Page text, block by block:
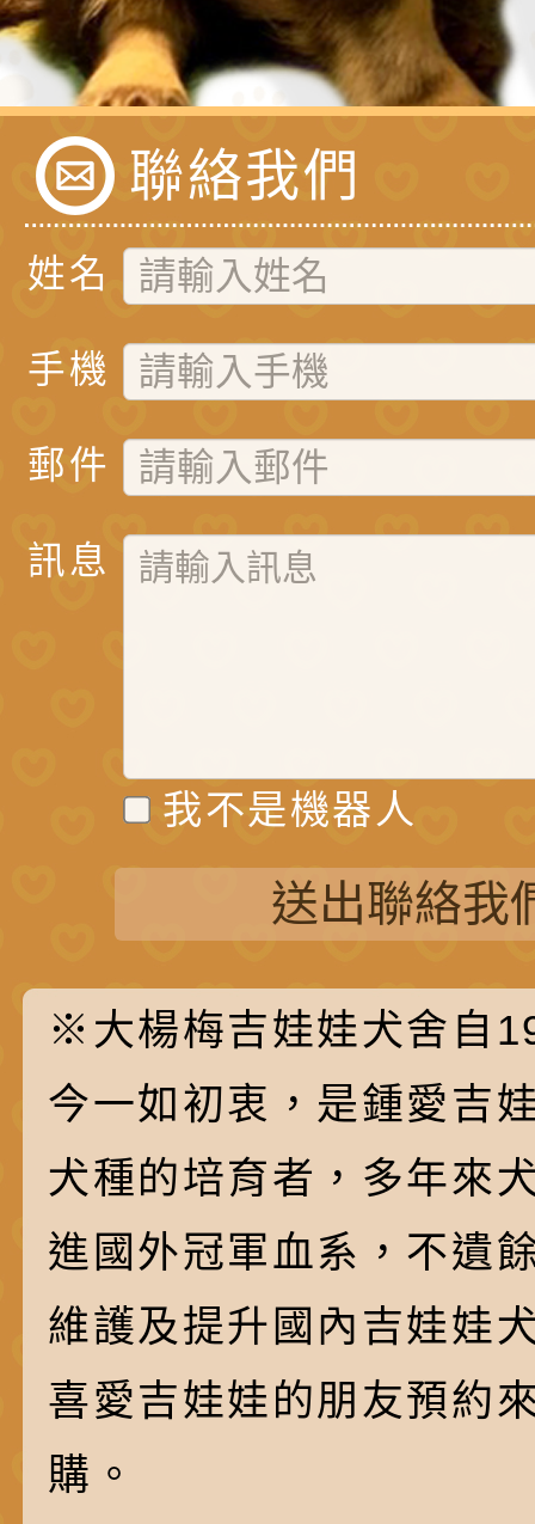
聯絡我們
姓名
手機
郵件
訊息
我不是機器人
送出聯絡我
※大楊梅吉娃娃犬舍自
今一如初衷，是鍾愛吉
犬種的培育者，多年來
進國外冠軍血系，不遺
維護及提升國內吉娃娃
喜愛吉娃娃的朋友預約
購。